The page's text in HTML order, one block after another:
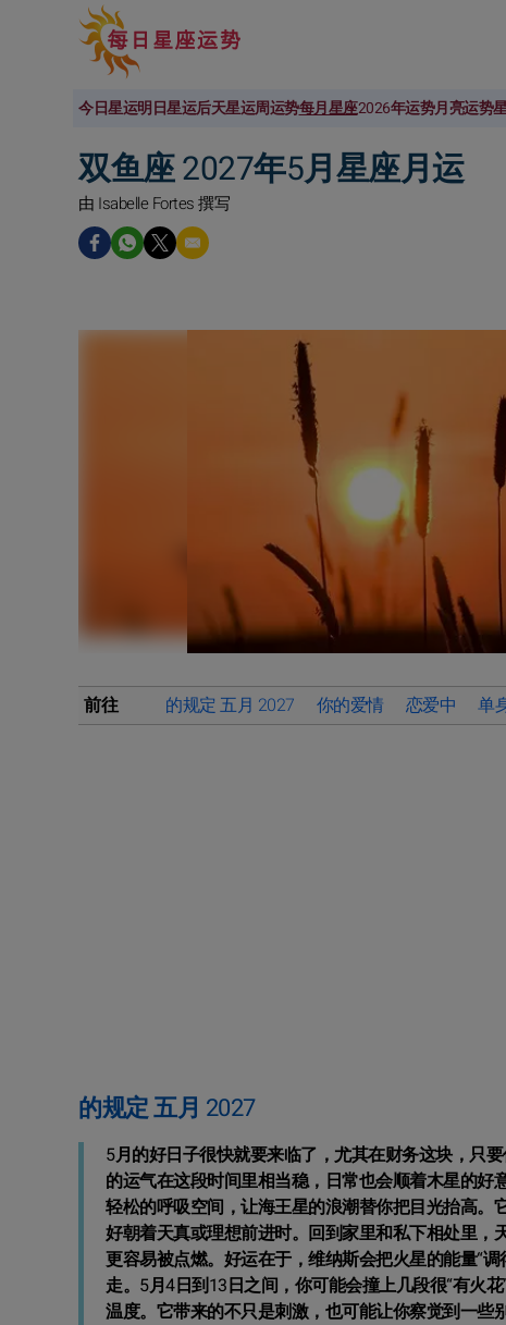
今日星运明日星运后天星运周运势每月星座2026年运势月亮运势
双鱼座 2027年5月星座月运
由 Isabelle Fortes 撰写
前往 的规定 五月 2027 你的爱情 恋爱中 单
的规定 五月 2027
5月的好日子很快就要来临了，尤其在财务这块，只
的运气在这段时间里相当稳，日常也会顺着木星的
轻松的呼吸空间，让海王星的浪潮替你把目光抬高
好朝着天真或理想前进时。回到家里和私下相处里
更容易被点燃。好运在于，维纳斯会把火星的能量“
走。5月4日到13日之间，你可能会撞上几段很“有火
温度。它带来的不只是刺激，也可能让你察觉到一